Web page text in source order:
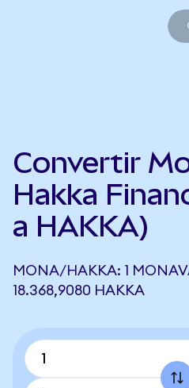
Convertir
Hakka
a HAKKA)
MONA/HAKKA: 1
18.368,9080 HAKKA